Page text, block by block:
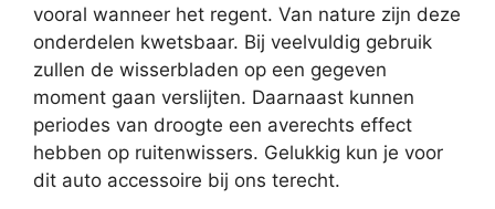
vooral wanneer het regent. Van nature zijn deze
onderdelen kwetsbaar. Bij veelvuldig gebruik
zullen de wisserbladen op een gegeven
moment gaan verslijten. Daarnaast kunnen
periodes van droogte een averechts effect
hebben op ruitenwissers. Gelukkig kun je voor
dit auto accessoire bij ons terecht.